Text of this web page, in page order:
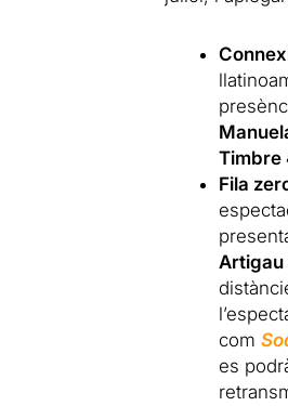
Timbre
Fila
Artigau
com
es